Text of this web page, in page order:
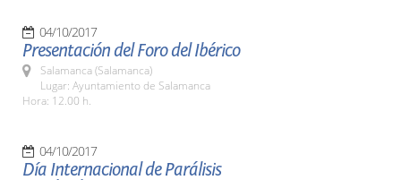
04/10/2017
Presentación del Foro del Ibérico
Salamanca (Salamanca)
Lugar: Ayuntamiento de Salamanca
Hora: 12.00 h.
04/10/2017
Día Internacional de Parálisis